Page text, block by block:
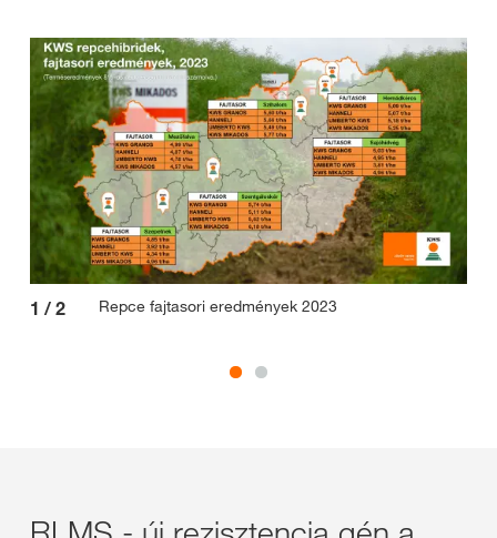
1 / 2 Repce fajtasori eredmények 2023